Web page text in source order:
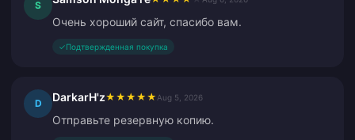
S
Очень хороший сайт, спасибо вам.
✓Подтвержденная покупка
D DarkarH'z★ ★ ★ ★ ★ Aug 5, 2026
Отправьте резервную копию.